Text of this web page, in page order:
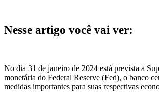
Nesse artigo você vai ver:
No dia 31 de janeiro de 2024 está prevista a
monetária do Federal Reserve (Fed), o banco
medidas importantes para suas respectivas